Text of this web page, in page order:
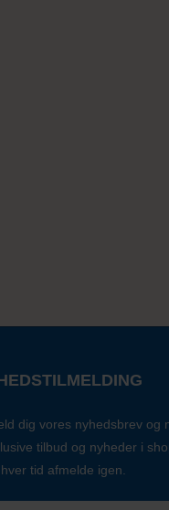
dig vores nyhedsbrev og
tilbud og nyheder i
tid afmelde igen.